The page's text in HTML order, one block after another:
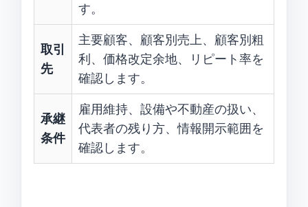
す。
取引
先
主要顧客、顧客別売上、顧客別粗
利、価格改定余地、リピート率を
確認します。
承継
条件
雇用維持、設備や不動産の扱い、
代表者の残り方、情報開示範囲を
確認します。